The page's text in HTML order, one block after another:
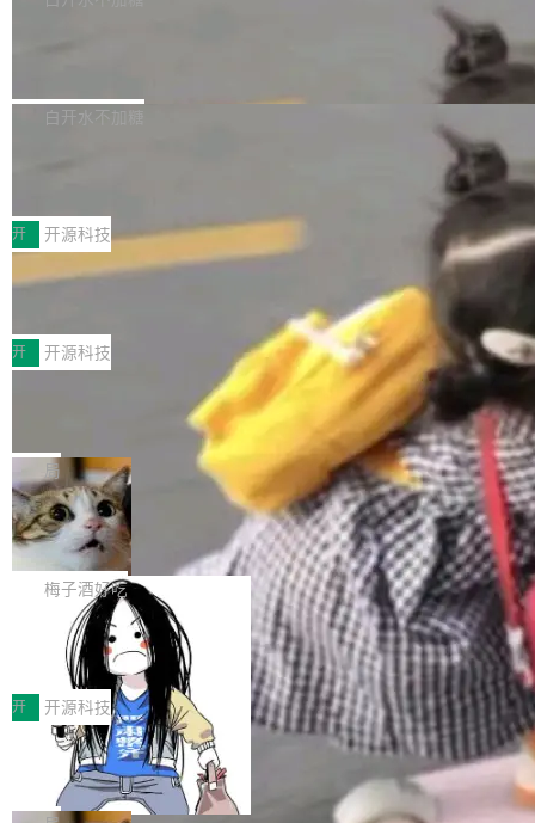
个主 agent 循环，外加一组后台 agent。这些后
库，并将作为transport接入Mooncake TENT。
MPComm将作为一种传输引擎接入Mooncake T
ENT，实现零拷贝传输性能提升30%、非零拷贝
传输性能最高提升5倍。UCL-MPComm底层基
于自研UCL-Engine通信引擎，后续腾讯网平将
持续开源更多基于UCL-Engine的高性能通信组
件。 腾讯网平团队在UCL-MPComm中实现了一
个独立于业务线程的全局通信引擎（Engine），
白开水不加糖
型案例入选名单》，深信服“面向企业研发场景的
开源 AI 编程平台 CoStrict 应用”凭借卓越的技术
创新与落地成效成功入选。 全链路私有化部署，
助力企业AI研发安全落地 当前，越来越多企业已
经开始引入 AI Coding 工具，通过调用公有云模
型或企业内部部署模型提升研发效率。但随着 AI
Coding 从个人辅助工具逐步走向团队级、组织
级应用，企业在规模化落地过程中，对安全性、
可控性和代码质量提出了更高要求。 首先是数据
安全与合规要求。对于大多数普通研发场景，公
有云模型能够满足快速试用和效率提升的需求。
但对于金融、能源、医疗等对数据安全要求较...
开 开源科技
深信服AI算力网关入选工信部人工智能
前不久，工业和信息化部正式发布《2025年人工
智能应用典型案例名单》，集中展示人工智能在
各领域的应用成果，覆盖技术底座、行业赋能、
产品应用、支撑保障、专题等五大方向。深信服
AI算力网关（AI创新平台）成功入选！ 随着各行
各业的Agent走向规模化建设，算力构成形态逐
渐丰富，用户关注的重点也在发生变化：不只是
让AI用起来，还要进一步看清混合算力时代下，
Token花在哪里、算力是否被充分利用，以及持
续增长的AI成本该如何优化。 深信服AI算力网关
正是围绕这些实际问题，从Token治理和成本治
理两个方面，让用户的每一份算力都看得清、管
得住、用得稳、省得下、更安全！ 一、从现在开
始，Token使用一目...
开 开源科技
Jeff Dean 离开 Google：一个时代的结
束，一个实验室的开始
Google 员工编号 20。MapReduce 作者之一。
Bigtable 作者之一。TensorFlow 的作者之一。
Gemini 的架构师。Google 首席科学家。 Jeff D
ean 在 Google 工作了 27 年后，宣布离职。 他
不是一个人走。一同离开的还有 Sanjay Ghema
wat（Google 员工编号 23，Jeff Dean 二十多
年的编程搭档，MapReduce 和 Bigtable 的共同
作者）、Quoc Le（Google 大脑核心成员，Se
q2Seq 和 DocAI 的共同发明人）以及 Oriol Vin
yals（Gemini 联合负责人，AlphaSta...
局
🔥 SolonCode v2026.8.4 发布：界面
字体可调、22 种语言、记忆搜索增强
打开终端就能上岗的全中文编码智能体，这一轮
把「看得清、用母语、记得住」三件事一次补
齐。 SolonCode 是什么 SolonCode 是杭州无
耳科技研发的企业级终端编码智能体——一位全
中文驱动的数字员工，自主理解需求、规划步
骤、编写代码。不挑模型、不挑平台，curl 一行
装完即用。 开源地址：Gitee · GitCode · GitHu
b 安装 支持 Java 8+（8~26）、macOS / Linu
x / Windows / Harmony PC。 # macOS / Linu
x / Harmony PC curl -fsSL https://solon.noea
梅子酒好吃
让“代码语义理解”深度释放AI Coding
价值潜能：华为云码道（CodeArts）
代码仓技术解析
一、代码仓深度理解技术的作用与价值 在软件工
程实践中，代码仓是企业核心知识资产的主要载
体。企业级代码仓库通常包含数十万乃至数百万
个文件，其规模远超单次模型调用可承载的上下
文窗口。随着项目规模的持续扩张与代码历史的
不断累积，代码仓中的模块关系、接口契约、业
开 开源科技
一条“删库”命令跑 17 小时，算法工程
师删光 89TB 数据只为干私活
最高人民检察院8月4日公布了一起案件：北京一